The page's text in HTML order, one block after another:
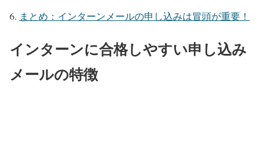
まとめ：インターンメールの申し込みは冒頭が重要！
インターンに合格しやすい申し込み
メールの特徴